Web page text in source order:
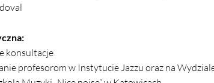
konsultacje
profesorom w Instytucie Jazzu oraz na